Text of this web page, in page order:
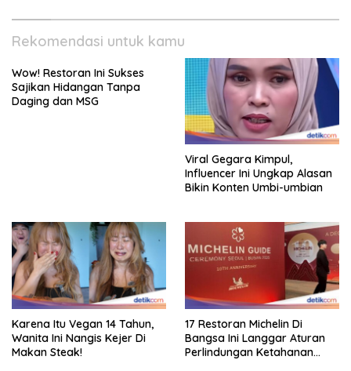
Sajikan Hidangan Tanpa
Daging dan MSG
Viral Gegara Kimpul,
Influencer Ini Ungkap Alasan
Bikin Konten Umbi-umbian
Karena Itu Vegan 14 Tahun,
Wanita Ini Nangis Kejer Di
Makan Steak!
17 Restoran Michelin Di
Bangsa Ini Langgar Aturan
Perlindungan Ketahanan
Pangan
Inilah Alasan Konsumsi Buah
Lebih baik Untuk Camilan
Kemasan